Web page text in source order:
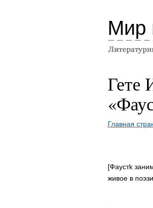
Мир
Гете
Главная
[Фаустk
живое в